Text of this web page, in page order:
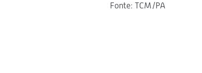
Fonte: TCM/PA